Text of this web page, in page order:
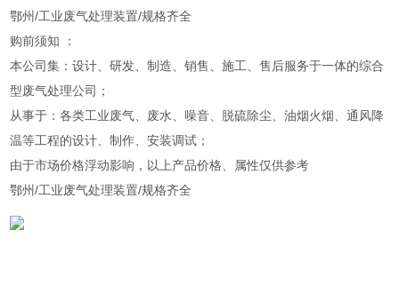
鄂州/工业废气处理装置/规格齐全
购前须知 ：
本公司集：设计、研发、制造、销售、施工、售后服务于一体的综合
型废气处理公司；
从事于：各类工业废气、废水、噪音、脱硫除尘、油烟火烟、通风降
温等工程的设计、制作、安装调试；
由于市场价格浮动影响，以上产品价格、属性仅供参考
鄂州/工业废气处理装置/规格齐全